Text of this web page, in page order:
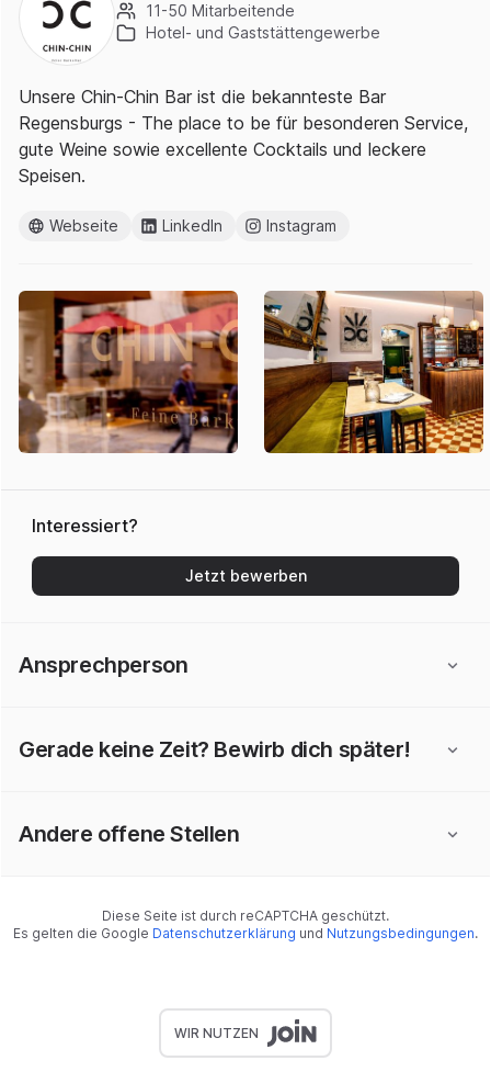
11-50 Mitarbeitende
Hotel- und Gaststättengewerbe
Unsere Chin-Chin Bar ist die bekannteste Bar
Regensburgs - The place to be für besonderen Service,
gute Weine sowie excellente Cocktails und leckere
Speisen.
Webseite LinkedIn Instagram
Interessiert?
Jetzt bewerben
Ansprechperson
Gerade keine Zeit? Bewirb dich später!
Andere offene Stellen
Diese Seite ist durch reCAPTCHA geschützt.
Es gelten die Google Datenschutzerklärung und Nutzungsbedingungen.
WIR NUTZEN